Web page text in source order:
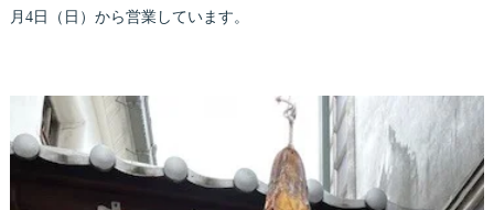
月4日（日）から営業しています。